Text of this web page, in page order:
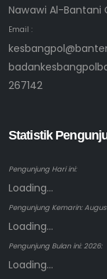
Nawawi Al-Bantani
Email :
267142
Statistik
Pengunjung Hari ini:
Loading...
Pengunjung Kemarin:
Loading...
Pengunjung Bulan ini: 2026:
Loading...